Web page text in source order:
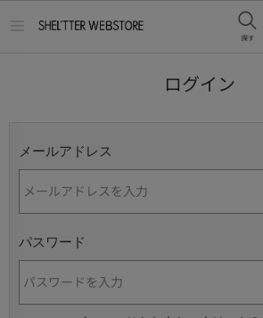
ログイン
メールアドレス
パスワード